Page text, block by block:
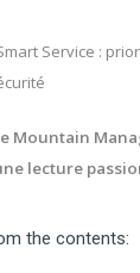
Smart Service :
Mountain
lecture
the contents: